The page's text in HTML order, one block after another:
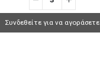
Συνδεθείτε για να αγοράσετε